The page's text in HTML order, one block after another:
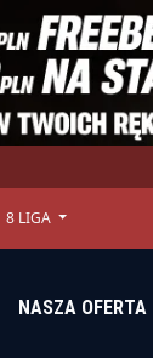
8 LIGA
NASZA OFERTA